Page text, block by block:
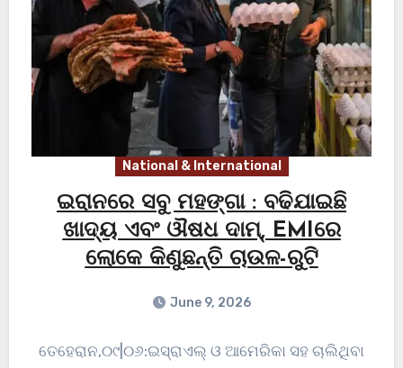
National & International
ଇରାନରେ ସବୁ ମହଙ୍ଗା : ବଢିଯାଇଛି
ଖାଦ୍ୟ ଏବଂ ଔଷଧ ଦାମ୍, EMIରେ
ଲୋକେ କିଣୁଛନ୍ତି ଚାଉଳ-ରୁଟି
June 9, 2026
ତେହେରାନ,୦୯|୦୬:ଇସ୍ରାଏଲ୍ ଓ ଆମେରିକା ସହ ଚାଲିଥିବା